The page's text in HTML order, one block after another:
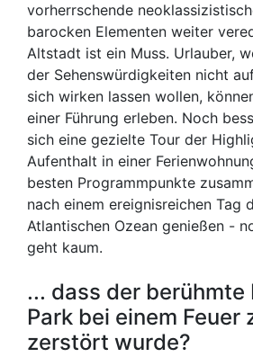
vorherrschende
barocken Elementen weiter
Altstadt ist ein Muss. Urlauber,
der Sehenswürdigkeiten nicht
sich wirken lassen wollen,
einer Führung erleben. Noch
sich eine gezielte Tour der
Aufenthalt in einer
besten Programmpunkte
nach einem ereignisreichen Tag
Atlantischen Ozean genießen -
geht kaum.
... dass der berühmte
Park bei einem Feuer
zerstört wurde?